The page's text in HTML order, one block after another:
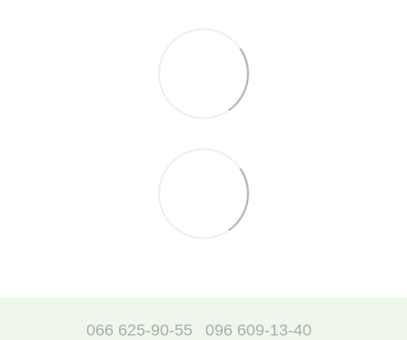
066 625-90-55 096 609-13-40